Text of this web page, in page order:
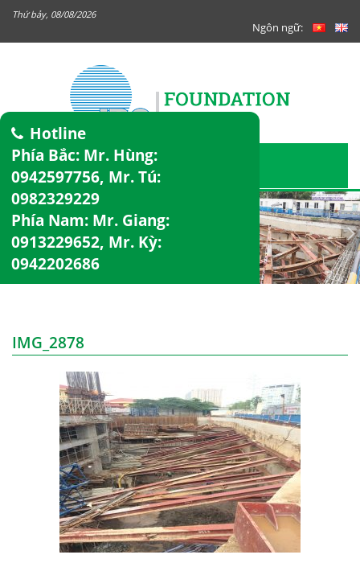
Thứ bảy, 08/08/2026
Ngôn ngữ:
Hotline
Phía Bắc: Mr. Hùng:
0942597756, Mr. Tú:
0982329229
Phía Nam: Mr. Giang:
0913229652, Mr. Kỳ:
0942202686
IMG_2878